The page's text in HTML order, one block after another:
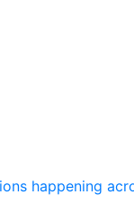
happening